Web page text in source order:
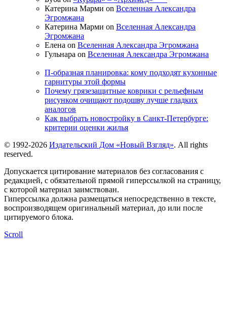
Катерина Марми on Вселенная Александра
Эгромжана
Катерина Марми on Вселенная Александра
Эгромжана
Елена on Вселенная Александра Эгромжана
Гульнара on Вселенная Александра Эгромжана
П-образная планировка: кому подходят кухонные
гарнитуры этой формы
Почему грязезащитные коврики с рельефным
рисунком очищают подошву лучше гладких
аналогов
Как выбрать новостройку в Санкт-Петербурге:
критерии оценки жилья
© 1992-2026 Издательский Дом «Новый Взгляд». All rights
reserved.
Допускается цитирование материалов без согласования с
редакцией, с обязательной прямой гиперссылкой на страницу,
с которой материал заимствован.
Гиперссылка должна размещаться непосредственно в тексте,
воспроизводящем оригинальный материал, до или после
цитируемого блока.
Scroll